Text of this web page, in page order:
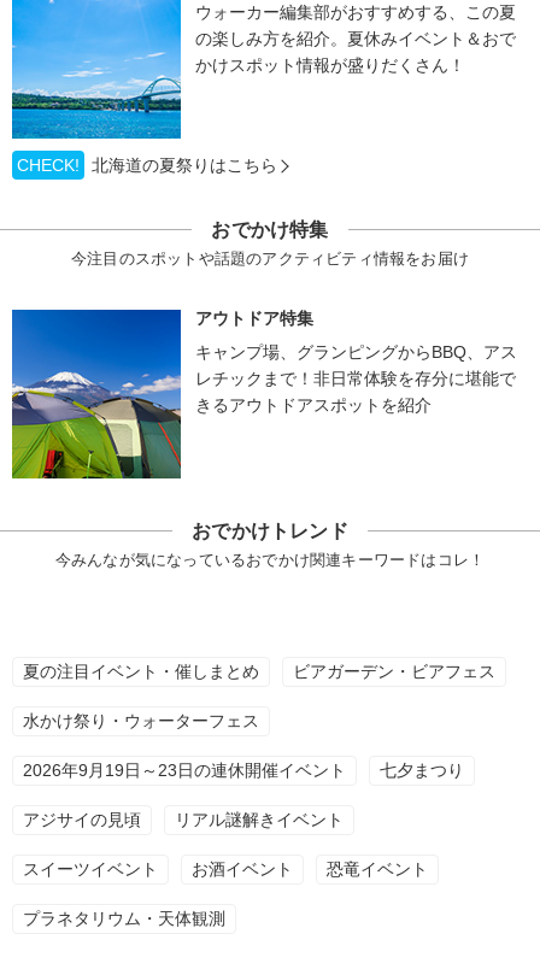
ウォーカー編集部がおすすめする、この夏
の楽しみ方を紹介。夏休みイベント＆おで
かけスポット情報が盛りだくさん！
CHECK! 北海道の夏祭りはこちら
おでかけ特集
今注目のスポットや話題のアクティビティ情報をお届け
アウトドア特集
キャンプ場、グランピングからBBQ、アス
レチックまで！非日常体験を存分に堪能で
きるアウトドアスポットを紹介
おでかけトレンド
今みんなが気になっているおでかけ関連キーワードはコレ！
夏の注目イベント・催しまとめ ビアガーデン・ビアフェス
水かけ祭り・ウォーターフェス
2026年9月19日～23日の連休開催イベント 七夕まつり
アジサイの見頃 リアル謎解きイベント
スイーツイベント お酒イベント 恐竜イベント
プラネタリウム・天体観測